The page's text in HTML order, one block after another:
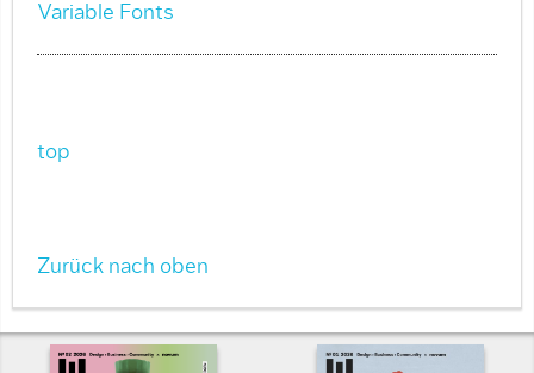
Variable Fonts
top
Zurück nach oben